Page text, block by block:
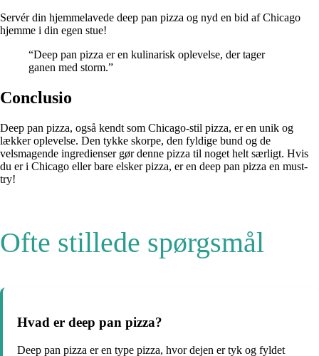
Servér din hjemmelavede deep pan pizza og nyd en bid af Chicago
hjemme i din egen stue!
“Deep pan pizza er en kulinarisk oplevelse, der tager
ganen med storm.”
Conclusio
Deep pan pizza, også kendt som Chicago-stil pizza, er en unik og
lækker oplevelse. Den tykke skorpe, den fyldige bund og de
velsmagende ingredienser gør denne pizza til noget helt særligt. Hvis
du er i Chicago eller bare elsker pizza, er en deep pan pizza en must-
try!
Ofte stillede spørgsmål
Hvad er deep pan pizza?
Deep pan pizza er en type pizza, hvor dejen er tyk og fyldet